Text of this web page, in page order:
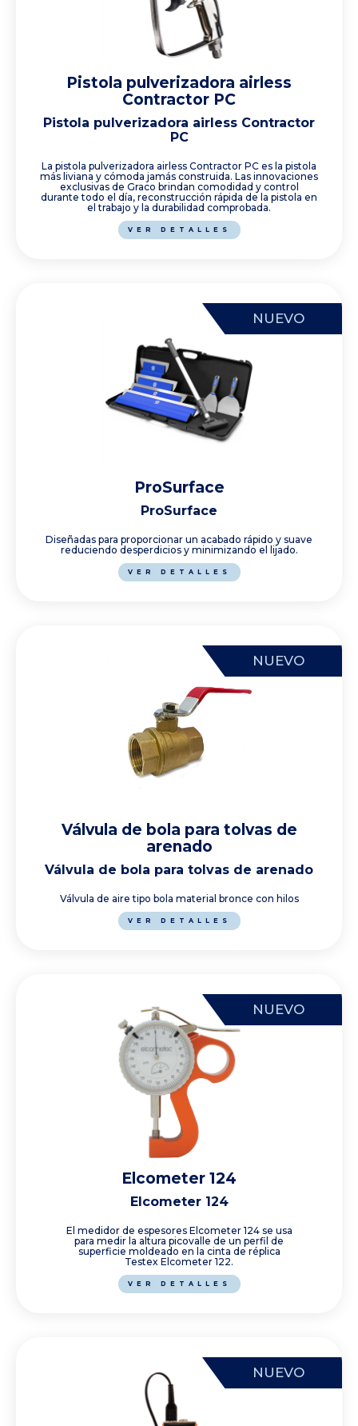
Pistola pulverizadora airless
Contractor PC
Pistola pulverizadora airless Contractor
PC
La pistola pulverizadora airless Contractor PC es la pistola
más liviana y cómoda jamás construida. Las innovaciones
exclusivas de Graco brindan comodidad y control
durante todo el día, reconstrucción rápida de la pistola en
el trabajo y la durabilidad comprobada.
VER DETALLES
NUEVO
ProSurface
ProSurface
Diseñadas para proporcionar un acabado rápido y suave
reduciendo desperdicios y minimizando el lijado.
VER DETALLES
NUEVO
Válvula de bola para tolvas de
arenado
Válvula de bola para tolvas de arenado
Válvula de aire tipo bola material bronce con hilos
VER DETALLES
NUEVO
Elcometer 124
Elcometer 124
El medidor de espesores Elcometer 124 se usa
para medir la altura picovalle de un perfil de
superficie moldeado en la cinta de réplica
Testex Elcometer 122.
VER DETALLES
NUEVO